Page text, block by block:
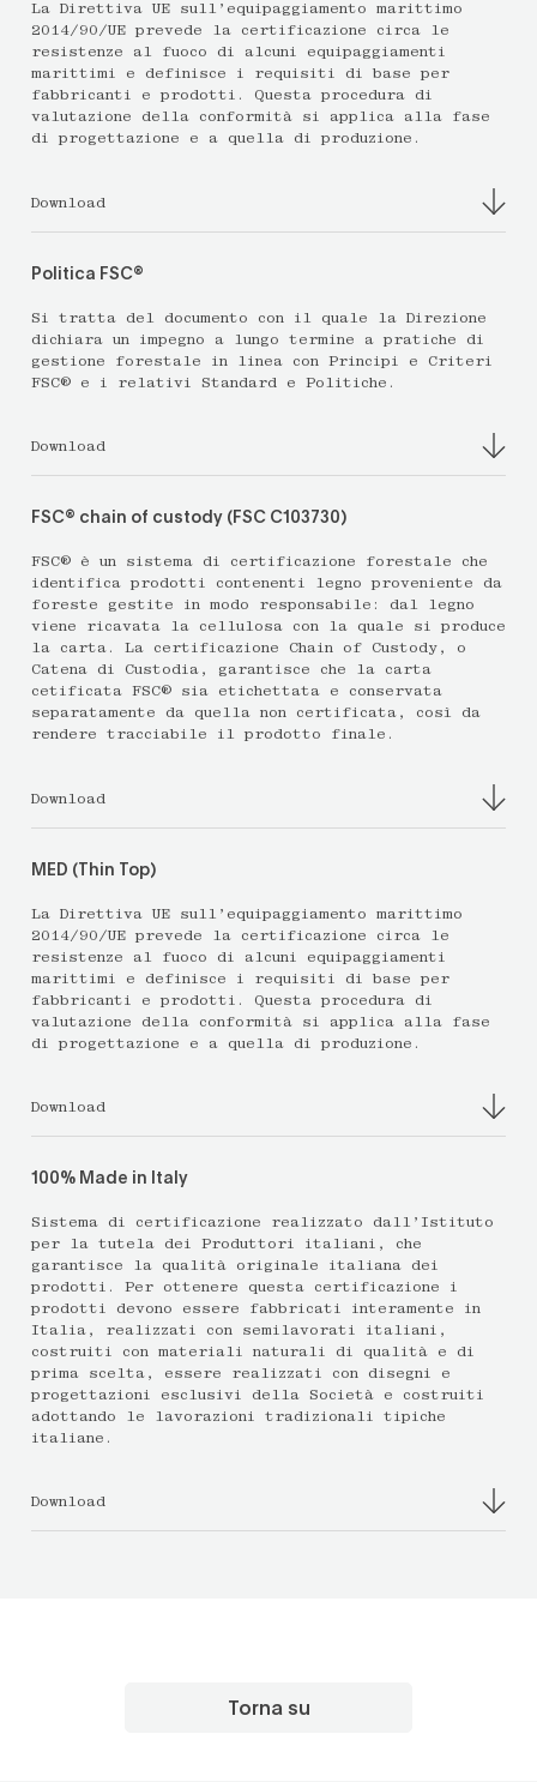
La Direttiva UE sull’equipaggiamento marittimo
2014/90/UE prevede la certificazione circa le
resistenze al fuoco di alcuni equipaggiamenti
marittimi e definisce i requisiti di base per
fabbricanti e prodotti. Questa procedura di
valutazione della conformità si applica alla fase
di progettazione e a quella di produzione.
Download
Politica FSC®
Si tratta del documento con il quale la Direzione
dichiara un impegno a lungo termine a pratiche di
gestione forestale in linea con Principi e Criteri
FSC® e i relativi Standard e Politiche.
Download
FSC® chain of custody (FSC C103730)
FSC® è un sistema di certificazione forestale che
identifica prodotti contenenti legno proveniente da
foreste gestite in modo responsabile: dal legno
viene ricavata la cellulosa con la quale si produce
la carta. La certificazione Chain of Custody, o
Catena di Custodia, garantisce che la carta
cetificata FSC® sia etichettata e conservata
separatamente da quella non certificata, così da
rendere tracciabile il prodotto finale.
Download
MED (Thin Top)
La Direttiva UE sull’equipaggiamento marittimo
2014/90/UE prevede la certificazione circa le
resistenze al fuoco di alcuni equipaggiamenti
marittimi e definisce i requisiti di base per
fabbricanti e prodotti. Questa procedura di
valutazione della conformità si applica alla fase
di progettazione e a quella di produzione.
Download
100% Made in Italy
Sistema di certificazione realizzato dall’Istituto
per la tutela dei Produttori italiani, che
garantisce la qualità originale italiana dei
prodotti. Per ottenere questa certificazione i
prodotti devono essere fabbricati interamente in
Italia, realizzati con semilavorati italiani,
costruiti con materiali naturali di qualità e di
prima scelta, essere realizzati con disegni e
progettazioni esclusivi della Società e costruiti
adottando le lavorazioni tradizionali tipiche
italiane.
Download
Torna su